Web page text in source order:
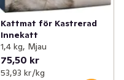
Kattmat för Kastrerad
Innekatt
1,4 kg, Mjau
75,50 kr
53,93 kr /kg